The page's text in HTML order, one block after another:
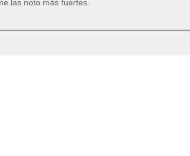
las noto más fuertes.